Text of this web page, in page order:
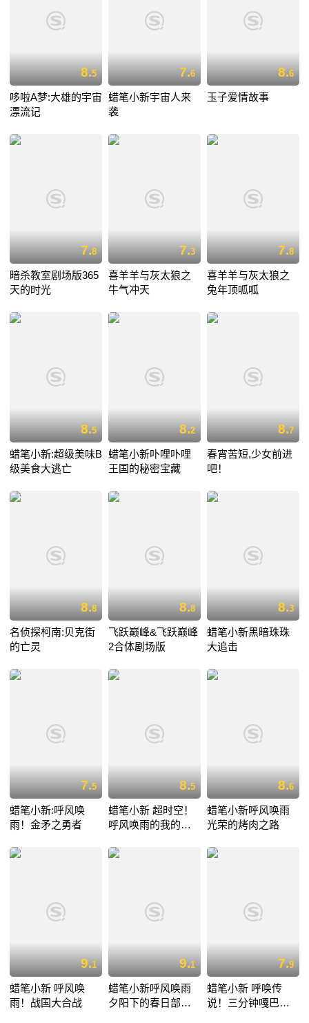
8.5
哆啦A梦:大雄的宇宙
漂流记
7.6
蜡笔小新宇宙人来
袭
8.6
玉子爱情故事
7.8
暗杀教室剧场版365
天的时光
7.3
喜羊羊与灰太狼之
牛气冲天
7.8
喜羊羊与灰太狼之
兔年顶呱呱
8.5
蜡笔小新:超级美味B
级美食大逃亡
8.2
蜡笔小新卟哩卟哩
王国的秘密宝藏
8.7
春宵苦短,少女前进
吧！
8.8
名侦探柯南:贝克街
的亡灵
8.8
飞跃巅峰&飞跃巅峰
2合体剧场版
8.3
蜡笔小新黑暗珠珠
大追击
7.5
蜡笔小新:呼风唤
雨！金矛之勇者
8.5
蜡笔小新 超时空！
呼风唤雨的我的新
8.6
蜡笔小新呼风唤雨
光荣的烤肉之路
9.1
蜡笔小新 呼风唤
雨！战国大合战
9.1
蜡笔小新呼风唤雨
夕阳下的春日部男
7.9
蜡笔小新 呼唤传
说！三分钟嘎巴大